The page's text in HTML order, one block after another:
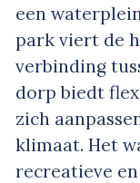
een
park viert de
verbinding
dorp biedt
zich
klimaat. Het
recreatieve